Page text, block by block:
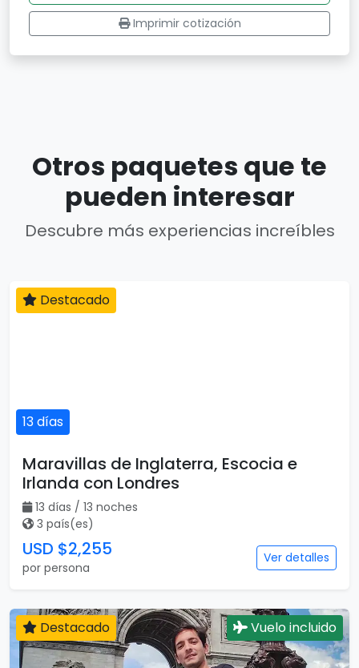
Imprimir cotización
Otros paquetes que te
pueden interesar
Descubre más experiencias increíbles
13 días
Destacado
Maravillas de Inglaterra, Escocia e
Irlanda con Londres
13 días / 13 noches
3 país(es)
USD $2,255
por persona
Ver detalles
Destacado Vuelo incluido